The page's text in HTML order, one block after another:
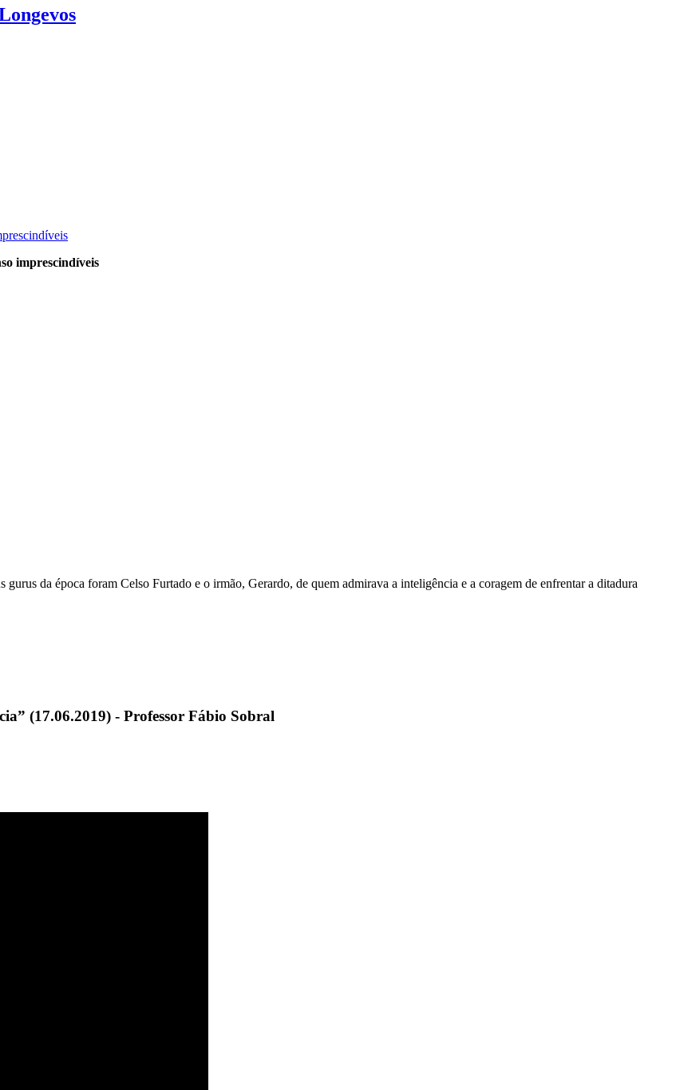
imprescindíveis
da época foram Celso Furtado e o irmão, Gerardo, de quem admirava a inteligência e a coragem de enfrentar a ditadura
(17.06.2019) - Professor Fábio Sobral